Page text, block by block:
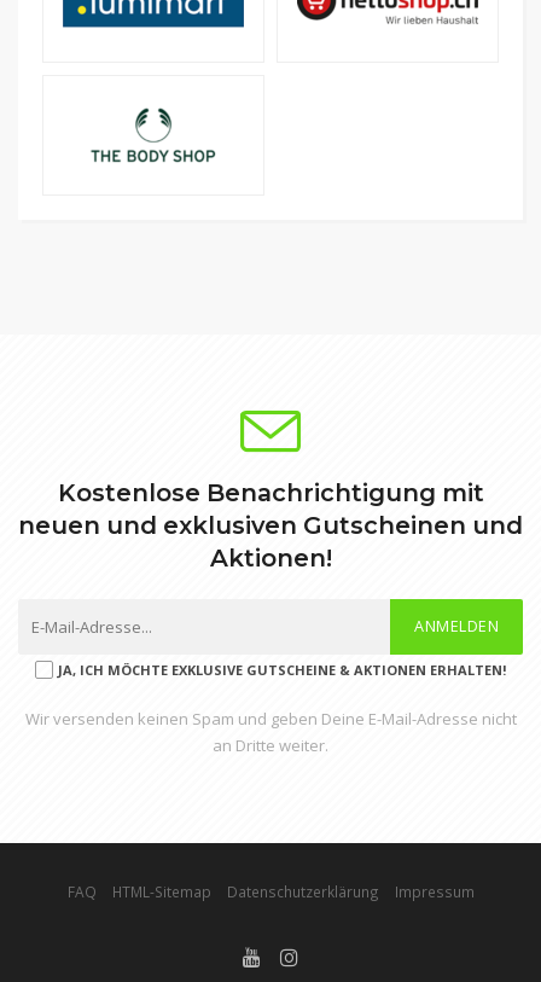
Kostenlose Benachrichtigung mit
neuen und exklusiven Gutscheinen und
Aktionen!
ANMELDEN
JA, ICH MÖCHTE EXKLUSIVE GUTSCHEINE & AKTIONEN ERHALTEN!
Wir versenden keinen Spam und geben Deine E-Mail-Adresse nicht
an Dritte weiter.
FAQ HTML-Sitemap Datenschutzerklärung Impressum